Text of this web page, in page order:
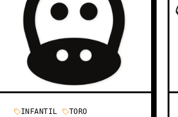
INFANTIL TORO